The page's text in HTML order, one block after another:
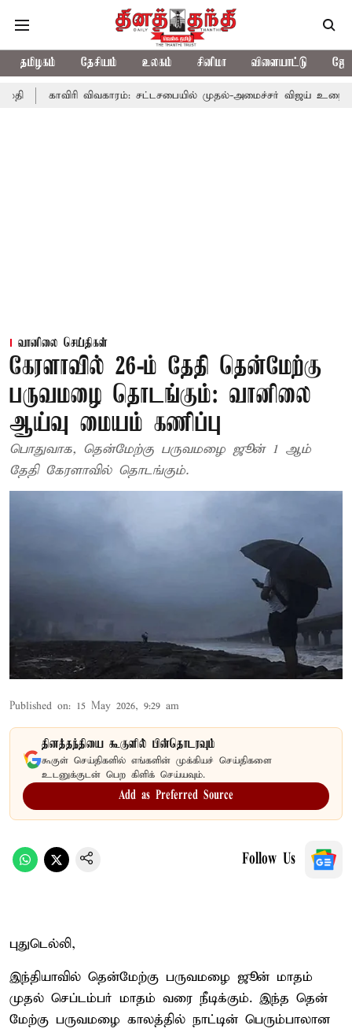
தமிழகம் தேசியம் உலகம் சினிமா விளையாட்டு
விவகாரம்: சட்டசபையில் முதல்-அமைச்சர் விஜய் உரை காவிரி
வானிலை செய்திகள்
கேரளாவில் 26-ம் தேதி தென்மேற்கு
பருவமழை தொடங்கும்: வானிலை
ஆய்வு மையம் கணிப்பு
பொதுவாக, தென்மேற்கு பருவமழை ஜூன் 1 ஆம்
தேதி கேரளாவில் தொடங்கும்.
Published on: 15 May 2026, 9:29 am
தினத்தந்தியை கூகுளில் பின்தொடரவும்
கூகுள் செய்திகளில் எங்களின் முக்கியச் செய்திகளை
உடனுக்குடன் பெற கிளிக் செய்யவும்.
Add as Preferred Source
Follow Us
புதுடெல்லி,
இந்தியாவில் தென்மேற்கு பருவமழை ஜூன் மாதம்
முதல் செப்டம்பர் மாதம் வரை நீடிக்கும். இந்த தென்
மேற்கு பருவமழை காலத்தில் நாட்டின் பெரும்பாலான